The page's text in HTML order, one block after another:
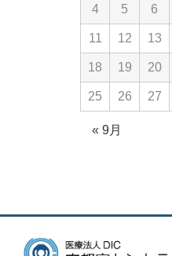
« 9月
4 5 6
11 12 13
18 19 20
25 26 27